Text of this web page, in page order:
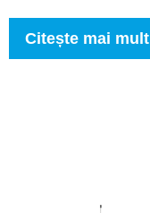
Citește mai mult